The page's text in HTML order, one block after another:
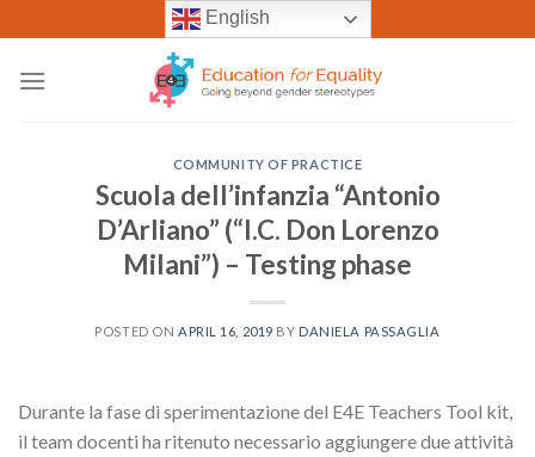
to
content
English
COMMUNITY OF PRACTICE
Scuola dell’infanzia “Antonio
D’Arliano” (“I.C. Don Lorenzo
Milani”) – Testing phase
POSTED ON APRIL 16, 2019 BY DANIELA PASSAGLIA
Durante la fase di sperimentazione del E4E Teachers Tool kit,
il team docenti ha ritenuto necessario aggiungere due attività